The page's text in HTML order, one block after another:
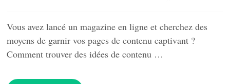
Vous avez lancé un magazine en ligne et cherchez des
moyens de garnir vos pages de contenu captivant ?
Comment trouver des idées de contenu …